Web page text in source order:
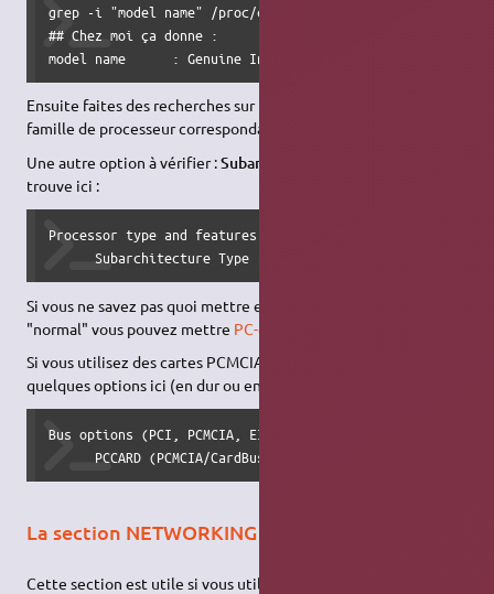
grep -i "model name" /proc/cpuinfo
## Chez moi ça donne :
model name	: Genuine Intel(R) CPU           T1350
Ensuite faites des recherches sur le processeurs et trouvez la
famille de processeur correspondante.
Une autre option à vérifier :Subarchitecture Type
trouve ici :
Processor type and features  --->
      Subarchitecture Type --->
Si vous ne savez pas quoi mettre et que vous avez un PC
"normal" vous pouvez mettre PC-compatible
Si vous utilisez des cartes PCMCIA je vous conseille d'activer
quelques options ici (en dur ou en module) :
Bus options (PCI, PCMCIA, EISA, MCA, ISA)  --->
      PCCARD (PCMCIA/CardBus) support  --->
La section NETWORKING
Cette section est utile si vous utilisez des périphériques Wi-Fi,